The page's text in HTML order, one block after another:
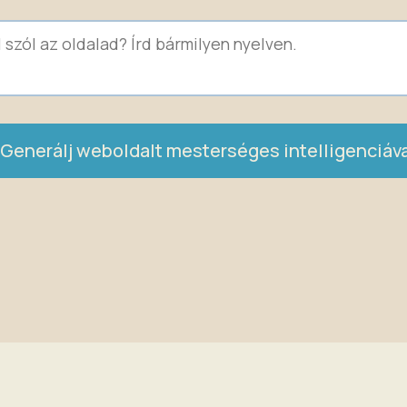
weboldalt mesterséges